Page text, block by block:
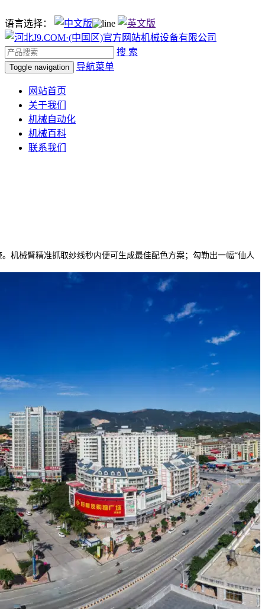
语言选择：
搜 索
Toggle navigation 导航菜单
网站首页
关于我们
机械自动化
机械百科
联系我们
械臂精准抓取纱线秒内便可生成最佳配色方案；勾勒出一幅“仙人